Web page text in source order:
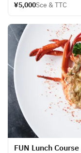
¥5,000Sce & TTC
FUN Lunch